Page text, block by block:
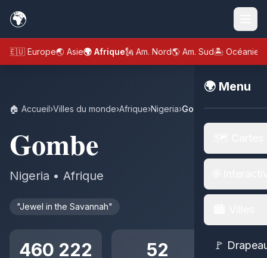
🌍
🇪🇺 Europe🌏 Asie🌍 Afrique🗽 Am. Nord🌎 Am. Sud🏝️ Océanie
🌍 Menu
🚩
🏠 Accueil›Villes du monde›Afrique›Nigeria›Gombe
Gombe
Nigeria • Afrique
"Jewel in the Savannah"
460 222 52